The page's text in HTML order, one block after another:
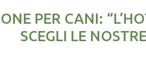
PER CANI:
SCEGLI LE